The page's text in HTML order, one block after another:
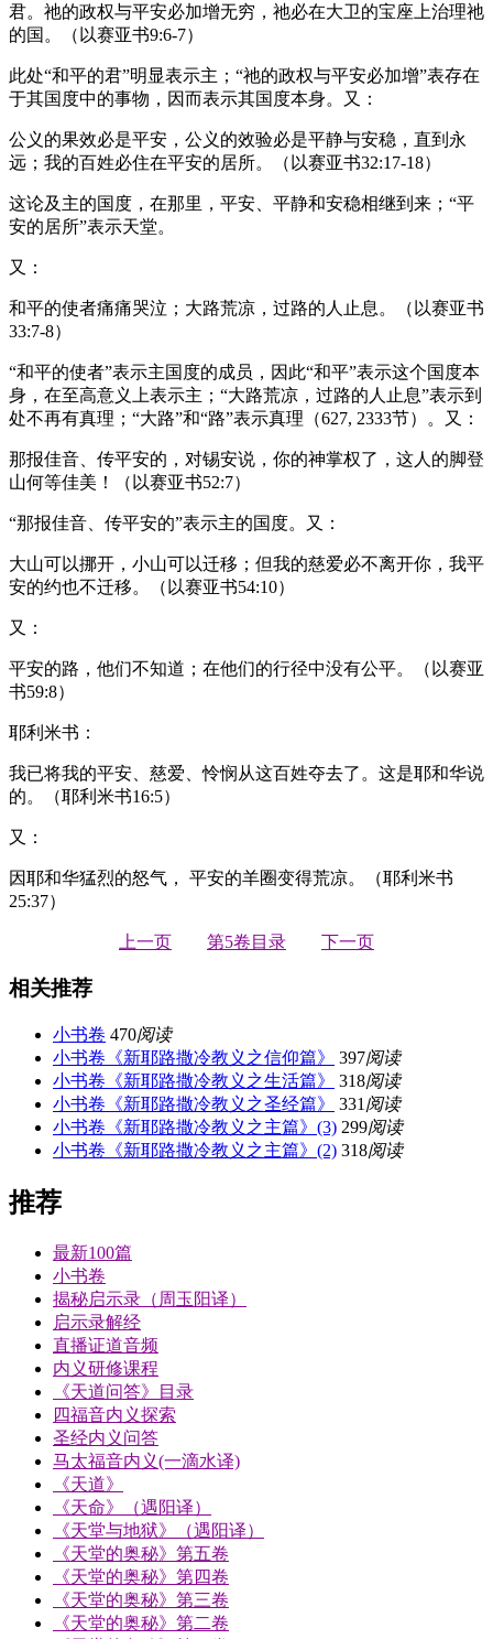
君。祂的政权与平安必加增无穷，祂必在大卫的宝座上治理祂
的国。（以赛亚书9:6-7）
此处“和平的君”明显表示主；“祂的政权与平安必加增”表存在
于其国度中的事物，因而表示其国度本身。又：
公义的果效必是平安，公义的效验必是平静与安稳，直到永
远；我的百姓必住在平安的居所。（以赛亚书32:17-18）
这论及主的国度，在那里，平安、平静和安稳相继到来；“平
安的居所”表示天堂。
又：
和平的使者痛痛哭泣；大路荒凉，过路的人止息。（以赛亚书
33:7-8）
“和平的使者”表示主国度的成员，因此“和平”表示这个国度本
身，在至高意义上表示主；“大路荒凉，过路的人止息”表示到
处不再有真理；“大路”和“路”表示真理（627, 2333节）。又：
那报佳音、传平安的，对锡安说，你的神掌权了，这人的脚登
山何等佳美！（以赛亚书52:7）
“那报佳音、传平安的”表示主的国度。又：
大山可以挪开，小山可以迁移；但我的慈爱必不离开你，我平
安的约也不迁移。（以赛亚书54:10）
又：
平安的路，他们不知道；在他们的行径中没有公平。（以赛亚
书59:8）
耶利米书：
我已将我的平安、慈爱、怜悯从这百姓夺去了。这是耶和华说
的。（耶利米书16:5）
又：
因耶和华猛烈的怒气， 平安的羊圈变得荒凉。（耶利米书
25:37）
上一页 第5卷目录 下一页
相关推荐
小书卷 470阅读
小书卷《新耶路撒冷教义之信仰篇》
397阅读
小书卷《新耶路撒冷教义之生活篇》
318阅读
小书卷《新耶路撒冷教义之圣经篇》
331 阅读
小书卷《新耶路撒冷教义之主篇》(3) 299阅读
小书卷《新耶路撒冷教义之主篇》(2) 318阅读
推荐
最新100篇
小书卷
揭秘启示录（周玉阳译）
启示录解经
直播证道音频
内义研修课程
《天道问答》目录
四福音内义探索
圣经内义问答
马太福音内义(一滴水译)
《天道》
《天命》（遇阳译）
《天堂与地狱》（遇阳译）
《天堂的奥秘》第五卷
《天堂的奥秘》第四卷
《天堂的奥秘》第三卷
《天堂的奥秘》第二卷